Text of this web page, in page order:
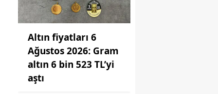
Altın fiyatları 6
Ağustos 2026: Gram
altın 6 bin 523 TL’yi
aştı